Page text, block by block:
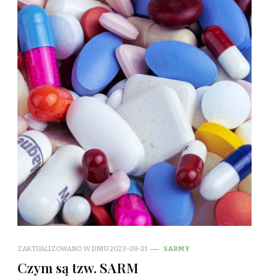
ZAKTUALIZOWANO W DNIU2023-09-21 SARMY
Czym są tzw. SARM